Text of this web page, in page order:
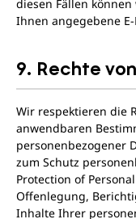
diesen Fällen
Ihnen angegebene
9. Rechte
Wir respektieren die
anwendbaren
personenbezogener
zum Schutz
Protection of
Offenlegung,
Inhalte Ihrer